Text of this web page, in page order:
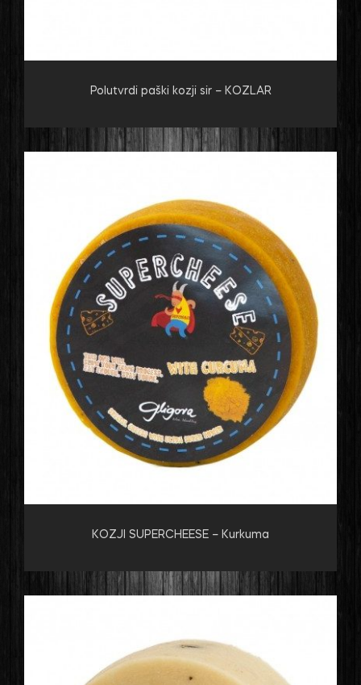
Polutvrdi paški kozji sir – KOZLAR
KOZJI SUPERCHEESE – Kurkuma